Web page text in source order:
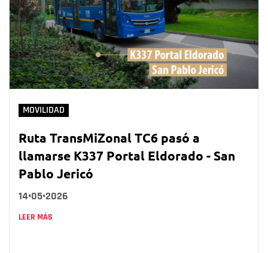
MOVILIDAD
Ruta TransMiZonal TC6 pasó a
llamarse K337 Portal Eldorado - San
Pablo Jericó
14•05•2026
LEER MÁS